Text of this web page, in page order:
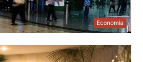
Economía